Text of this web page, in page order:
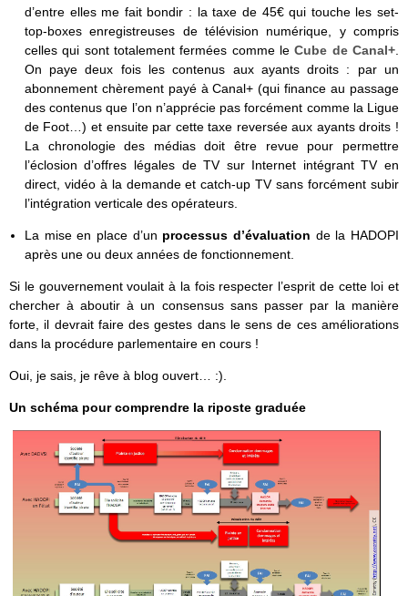
d’entre elles me fait bondir : la taxe de 45€ qui touche les set-
top-boxes enregistreuses de télévision numérique, y compris
celles qui sont totalement fermées comme leCube de Canal+
On paye deux fois les contenus aux ayants droits : par un
abonnement chèrement payé à Canal+ (qui finance au passage
des contenus que l’on n’apprécie pas forcément comme la Ligue
de Foot…) et ensuite par cette taxe reversée aux ayants droits !
La chronologie des médias doit être revue pour permettre
l’éclosion d’offres légales de TV sur Internet intégrant TV en
direct, vidéo à la demande et catch-up TV sans forcément subir
l’intégration verticale des opérateurs.
La mise en place d’un processus d’évaluation de la HADOPI
après une ou deux années de fonctionnement.
Si le gouvernement voulait à la fois respecter l’esprit de cette loi et
chercher à aboutir à un consensus sans passer par la manière
forte, il devrait faire des gestes dans le sens de ces améliorations
dans la procédure parlementaire en cours !
Oui, je sais, je rêve à blog ouvert… :).
Un schéma pour comprendre la riposte graduée